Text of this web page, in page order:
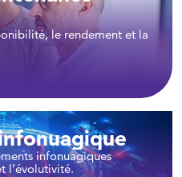
le rendement et la
infonuagiques
l’évolutivité.